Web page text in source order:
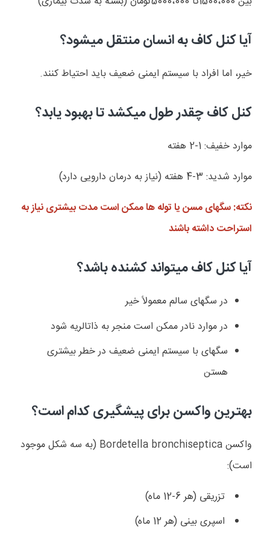
آیا کنل کاف به انسان منتقل میشود؟
خیر، اما افراد با سیستم ایمنی ضعیف باید احتیاط کنند.
کنل کاف چقدر طول میکشد تا بهبود یابد؟
موارد خفیف: 1-2 هفته
موارد شدید: 3-4 هفته (نیاز به درمان دارویی دارد)
نکته: سگهای مسن یا توله ها ممکن است مدت بیشتری نیاز به
استراحت داشته باشند
آیا کنل کاف میتواند کشنده باشد؟
در سگهای سالم معمولاً خیر
در موارد نادر ممکن است منجر به ذاتالریه شود
سگهای با سیستم ایمنی ضعیف در خطر بیشتری
هستن
بهترین واکسن برای پیشگیری کدام است؟
واکسنBordetella bronchiseptica (به سه شکل موجود
است):
تزریقی (هر 6-12 ماه)
اسپری بینی (هر 12 ماه)